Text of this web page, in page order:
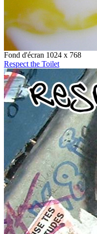
Fond d'écran 1024 x 768
Respect the Toilet